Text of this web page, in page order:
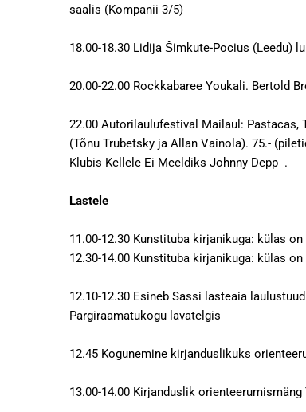
saalis (Kompanii 3/5)
18.00-18.30 Lidija Šimkute-Pocius (Leedu)
20.00-22.00 Rockkabaree Youkali.
22.00 Autorilaulufestival Mailaul: Pastacas,
(Tõnu Trubetsky ja Allan Vainola). 75.-
Klubis Kellele Ei Meeldiks Johnny Depp .
Lastele
11.00-12.30 Kunstituba kirjanikuga:
12.30-14.00 Kunstituba kirjanikuga:
12.10-12.30 Esineb Sassi lasteaia
Pargiraamatukogu lavatelgis
12.45 Kogunemine kirjanduslikuks
13.00-14.00 Kirjanduslik